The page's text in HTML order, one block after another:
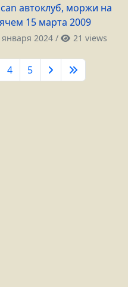
автоклуб, моржи на
15 марта 2009
января 2024/ 21 views
4 5